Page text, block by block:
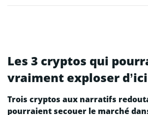
Les 3 cryptos qui
vraiment exploser
Trois cryptos aux narratifs
pourraient secouer le marché